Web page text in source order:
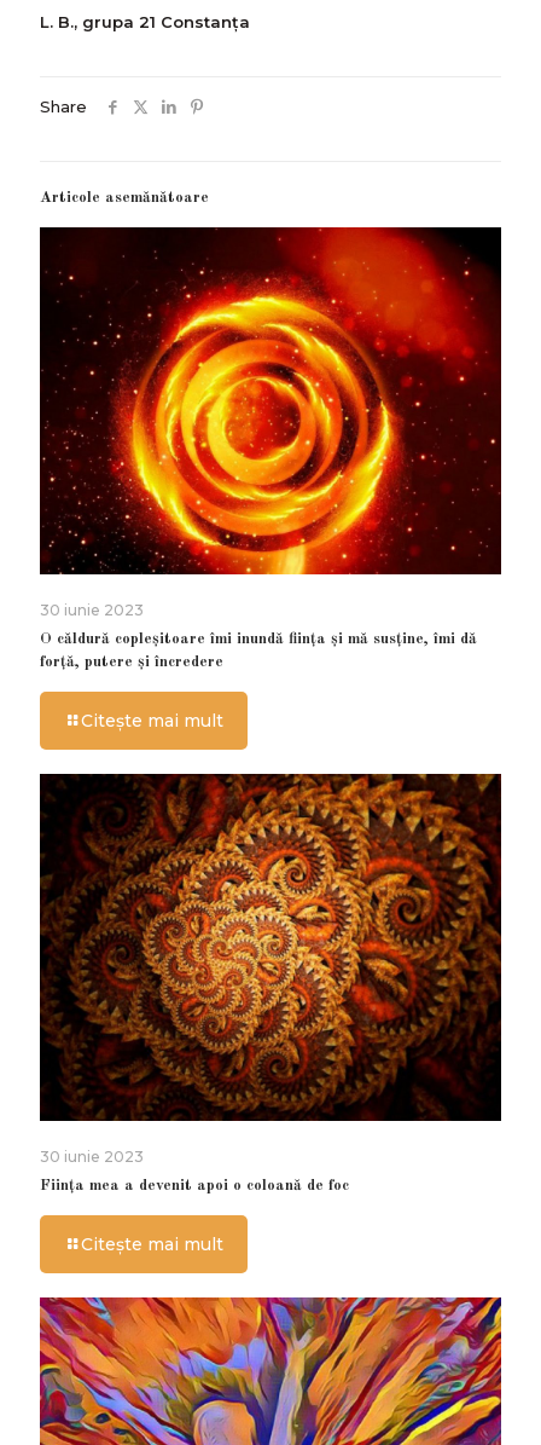
L. B., grupa 21 Constanța
Share
Articole asemănătoare
30 iunie 2023
O căldură copleșitoare îmi inundă ființa și mă susține, îmi dă
forță, putere și încredere
Citește mai mult
30 iunie 2023
Ființa mea a devenit apoi o coloană de foc
Citește mai mult